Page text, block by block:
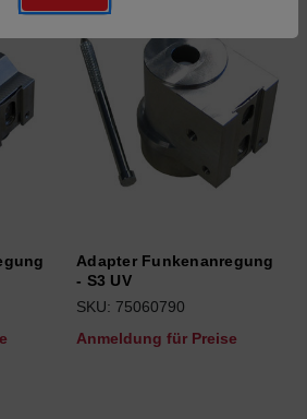
Adapter Funkenanregung
- S3 UV
SKU: 75060790
Anmeldung für Preise